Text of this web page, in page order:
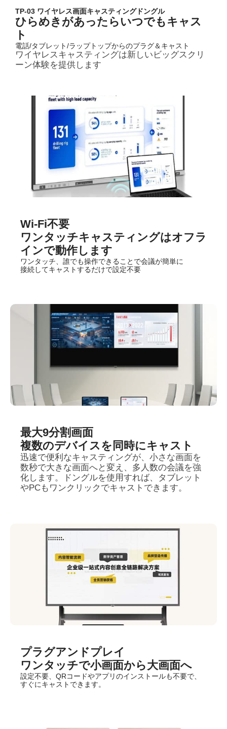
TP-03 ワイヤレス画面キャスティングドングル
ひらめきがあったらいつでもキャス
ト
電話/タブレット/ラップトップからのプラグ＆キャスト
ワイヤレスキャスティングは新しいビッグスクリ
ーン体験を提供します
Wi-Fi不要
ワンタッチキャスティングはオフラ
インで動作します
ワンタッチ、誰でも操作できることで会議が簡単に
接続してキャストするだけで設定不要
最大9分割画面
複数のデバイスを同時にキャスト
迅速で便利なキャスティングが、小さな画面を
数秒で大きな画面へと変え、多人数の会議を強
化します。ドングルを使用すれば、タブレット
やPCもワンクリックでキャストできます。
プラグアンドプレイ
ワンタッチで小画面から大画面へ
設定不要、QRコードやアプリのインストールも不要で、
すぐにキャストできます。